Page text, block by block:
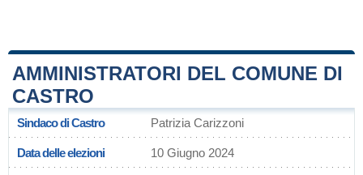
AMMINISTRATORI DEL COMUNE DI
CASTRO
Sindaco di Castro Patrizia Carizzoni
Data delle elezioni 10 Giugno 2024